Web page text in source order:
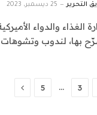
التحرير 25 ديسمبر، 2023
الغذاء والدواء
بها، لندوب
3
…
5 التالي